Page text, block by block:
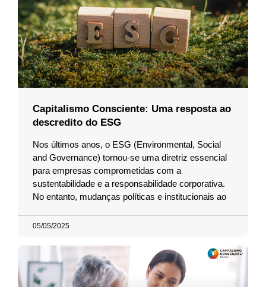
Capitalismo Consciente: Uma resposta ao
descredito do ESG
Nos últimos anos, o ESG (Environmental, Social
and Governance) tornou-se uma diretriz essencial
para empresas comprometidas com a
sustentabilidade e a responsabilidade corporativa.
No entanto, mudanças políticas e institucionais ao
05/05/2025